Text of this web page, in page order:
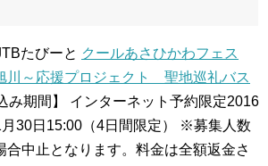
たびーと クールあさひかわフェス
川～応援プロジェクト 聖地巡礼バス
み期間】
インターネット予約限定2016
30日15:00（4日間限定）
※募集人数
合中止となります。料金は全額返金さ